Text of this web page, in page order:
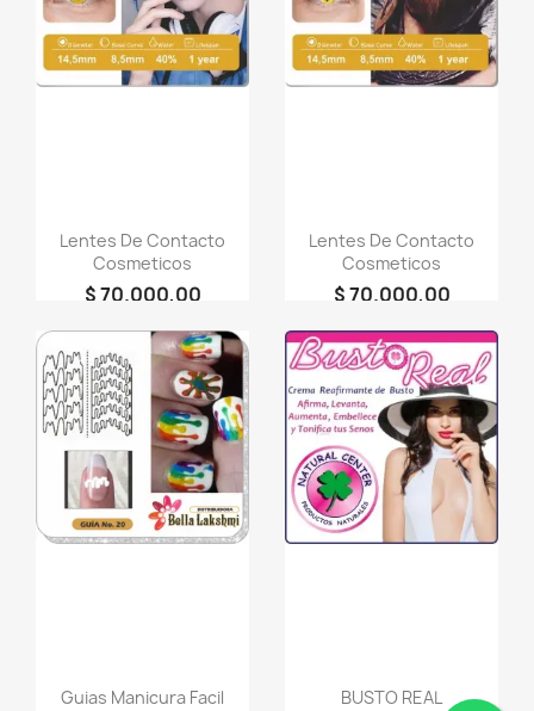
Lentes De Contacto
Cosmeticos
$ 70.000,00
COSMETICOS
Lentes De Contacto
Cosmeticos
$ 70.000,00
COSMETICOS
Guias Manicura Facil
favorite_border
BUSTO REAL
favorite_border